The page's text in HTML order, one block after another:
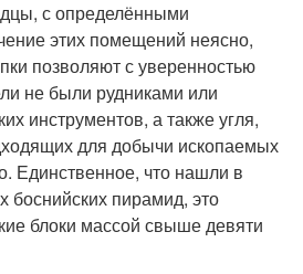
с определёнными
этих помещений неясно,
позволяют с уверенностью
не были рудниками или
инструментов, а также угля,
для добычи ископаемых
Единственное, что нашли в
боснийских пирамид, это
блоки массой свыше девяти